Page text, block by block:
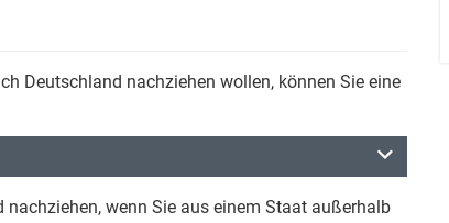
Deutschland nachziehen wollen, können Sie eine
wenn Sie aus einem Staat außerhalb